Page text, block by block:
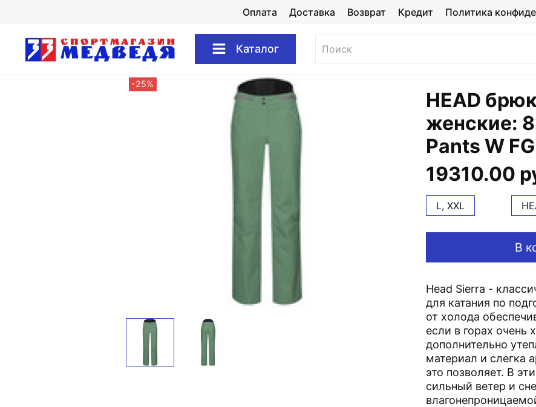
Оплата Доставка Возврат Кредит Политика
Каталог
-25%
HEAD
женские:
Pants W
19310.00
В
L, XXL
Head Sierra -
для катания по
от холода
если в горах очень
дополнительно
материал и слегка
это позволяет. В
сильный ветер и